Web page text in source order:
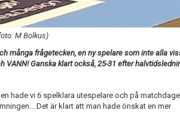
M Bolkus)
många frågetecken, en ny spelare som inte alla
VANN! Ganska klart också, 25-31 efter
hade vi 6 spelklara utespelare och på
Det är klart att man hade önskat en mer